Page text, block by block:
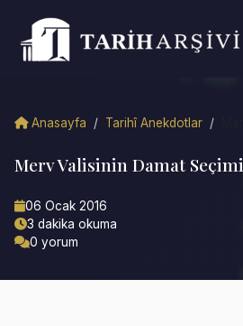
Anasayfa / Tarihî Anekdotlar /
Merv Valisinin Damat Seçimi
06 Ocak 2016
3 dakika okuma
0 yorum